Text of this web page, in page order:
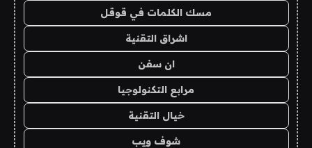
مسك الكلمات في قوقل
اشراق التقنية
ان سفن
مرابع التكنولوجيا
خيال التقنية
شوف ويب